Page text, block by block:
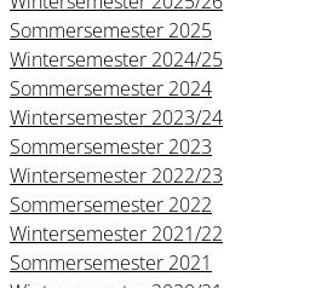
Sommersemester 2025
Wintersemester 2024/25
Sommersemester 2024
Wintersemester 2023/24
Sommersemester 2023
Wintersemester 2022/23
Sommersemester 2022
Wintersemester 2021/22
Sommersemester 2021